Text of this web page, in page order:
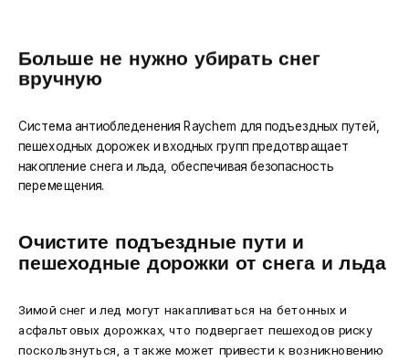
Больше не нужно убирать снег
вручную
Система антиобледенения Raychem для подъездных путей,
пешеходных дорожек и входных групп предотвращает
накопление снега и льда, обеспечивая безопасность
перемещения.
Очистите подъездные пути и
пешеходные дорожки от снега и льда
Зимой снег и лед могут накапливаться на бетонных и
асфальтовых дорожках, что подвергает пешеходов риску
поскользнуться, а также может привести к возникновению